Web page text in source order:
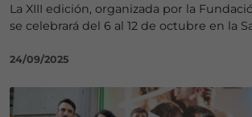
La XIII edición, organizada por la
se celebrará del 6 al 12 de octubre en la
24/09/2025